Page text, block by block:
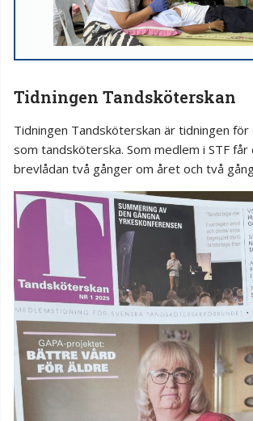
Tidningen Tandsköterskan
Tidningen Tandsköterskan är tidningen
som tandsköterska. Som medlem i STF får
brevlådan två gånger om året och två